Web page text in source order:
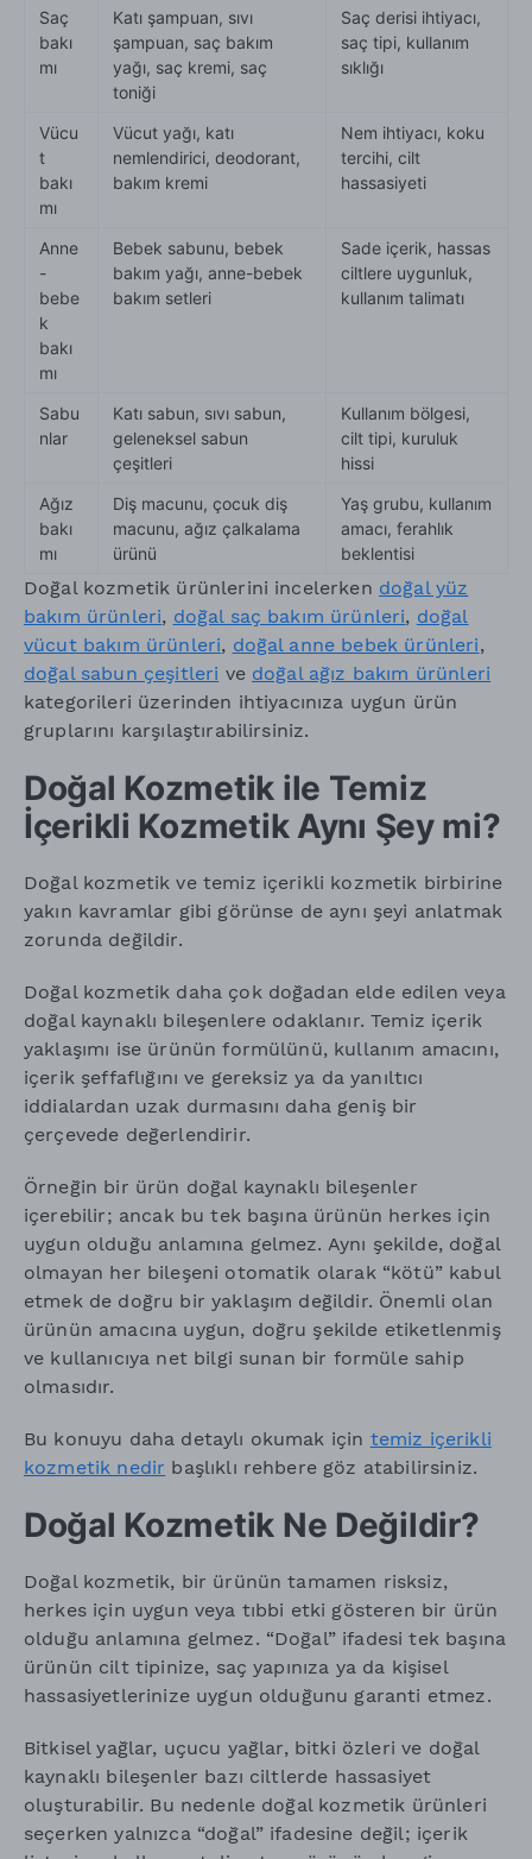
Saç
bakı
mı
Katı şampuan, sıvı
şampuan, saç bakım
yağı, saç kremi, saç
toniği
Saç derisi ihtiyacı,
saç tipi, kullanım
sıklığı
Vücu
t
bakı
mı
Vücut yağı, katı
nemlendirici, deodorant,
bakım kremi
Nem ihtiyacı, koku
tercihi, cilt
hassasiyeti
Anne
-
bebe
k
bakı
mı
Bebek sabunu, bebek
bakım yağı, anne-bebek
bakım setleri
Sade içerik, hassas
ciltlere uygunluk,
kullanım talimatı
Sabu
nlar
Katı sabun, sıvı sabun,
geleneksel sabun
çeşitleri
Kullanım bölgesi,
cilt tipi, kuruluk
hissi
Ağız
bakı
mı
Diş macunu, çocuk diş
macunu, ağız çalkalama
ürünü
Yaş grubu, kullanım
amacı, ferahlık
beklentisi
Doğal kozmetik ürünlerini incelerken doğal yüz
bakım ürünleri, doğal saç bakım ürünleri, doğal
vücut bakım ürünleri, doğal anne bebek ürünleri,
doğal sabun çeşitleri ve doğal ağız bakım ürünleri
kategorileri üzerinden ihtiyacınıza uygun ürün
gruplarını karşılaştırabilirsiniz.
Doğal Kozmetik ile Temiz
İçerikli Kozmetik Aynı Şey mi?
Doğal kozmetik ve temiz içerikli kozmetik birbirine
yakın kavramlar gibi görünse de aynı şeyi anlatmak
zorunda değildir.
Doğal kozmetik daha çok doğadan elde edilen veya
doğal kaynaklı bileşenlere odaklanır. Temiz içerik
yaklaşımı ise ürünün formülünü, kullanım amacını,
içerik şeffaflığını ve gereksiz ya da yanıltıcı
iddialardan uzak durmasını daha geniş bir
çerçevede değerlendirir.
Örneğin bir ürün doğal kaynaklı bileşenler
içerebilir; ancak bu tek başına ürünün herkes için
uygun olduğu anlamına gelmez. Aynı şekilde, doğal
olmayan her bileşeni otomatik olarak “kötü” kabul
etmek de doğru bir yaklaşım değildir. Önemli olan
ürünün amacına uygun, doğru şekilde etiketlenmiş
ve kullanıcıya net bilgi sunan bir formüle sahip
olmasıdır.
Bu konuyu daha detaylı okumak için temiz içerikli
kozmetik nedir başlıklı rehbere göz atabilirsiniz.
Doğal Kozmetik Ne Değildir?
Doğal kozmetik, bir ürünün tamamen risksiz,
herkes için uygun veya tıbbi etki gösteren bir ürün
olduğu anlamına gelmez. “Doğal” ifadesi tek başına
ürünün cilt tipinize, saç yapınıza ya da kişisel
hassasiyetlerinize uygun olduğunu garanti etmez.
Bitkisel yağlar, uçucu yağlar, bitki özleri ve doğal
kaynaklı bileşenler bazı ciltlerde hassasiyet
oluşturabilir. Bu nedenle doğal kozmetik ürünleri
seçerken yalnızca “doğal” ifadesine değil; içerik